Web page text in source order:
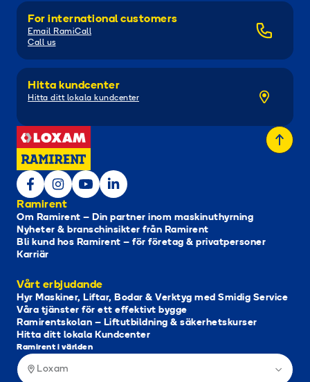
For international customers
Email RamiCall
Call us
Hitta kundcenter
Hitta ditt lokala kundcenter
Ramirent
Om Ramirent – Din partner inom maskinuthyrning
Nyheter & branschinsikter från Ramirent
Bli kund hos Ramirent – för företag & privatpersoner
Karriär
Vårt erbjudande
Hyr Maskiner, Liftar, Bodar & Verktyg med Smidig Service
Våra tjänster för ett effektivt bygge
Ramirentskolan – Liftutbildning & säkerhetskurser
Hitta ditt lokala Kundcenter
Ramirent i världen
Loxam